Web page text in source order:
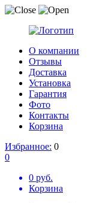
О компании
Отзывы
Доставка
Установка
Гарантия
Фото
Контакты
Корзина
Избранное: 0
0
0 руб.
Корзина